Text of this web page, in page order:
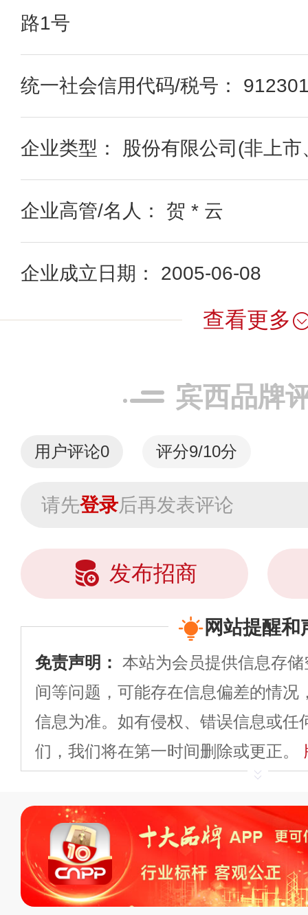
路1号
统一社会信用代码/税号：
企业类型： 股份有限公司(非上
企业高管/名人： 贺 * 云
企业成立日期： 2005-06-08
查看更多
宾西品牌
用户评论0 评分9/10分
请先登录后再发表评论
发布招商
网站提醒和
免责声明： 本站为会员提供信息存
间等问题，可能存在信息偏差的情况
信息为准。如有侵权、错误信息或任
们，我们将在第一时间删除或更正。
平台自有内容（文字
标、LOGO 等）知识产权归本站所
复制、转载、商用。本站不生产产
不代理、不招商、不提供中介服务。
持投资购买的观点或意见，页面信息